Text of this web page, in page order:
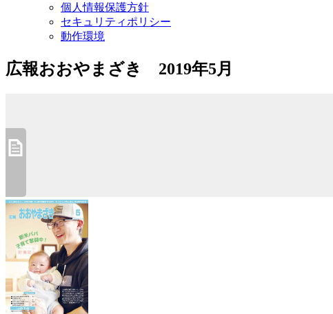
個人情報保護方針
セキュリティポリシー
動作環境
広報おおやまざき 2019年5月